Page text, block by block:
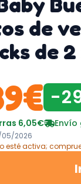
de
de
€ -
6,05€ Envío
05/2026
esté activa;